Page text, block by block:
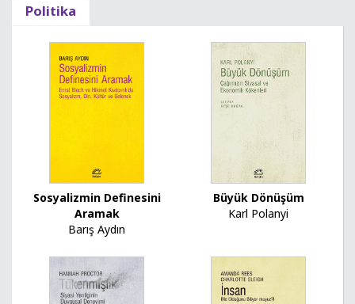
Politika
Sosyalizmin Definesini
Aramak
Barış Aydın
Büyük Dönüşüm
Karl Polanyi